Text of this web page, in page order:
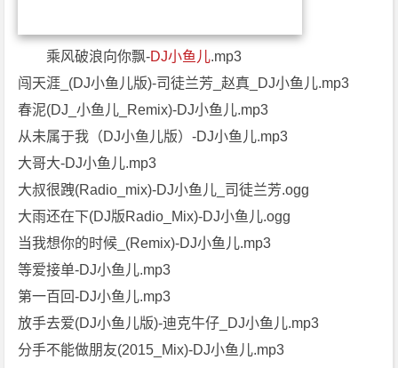
乘风破浪向你飘-DJ小鱼儿.mp3
闯天涯_(DJ小鱼儿版)-司徒兰芳_赵真_DJ小鱼儿.mp3
春泥(DJ_小鱼儿_Remix)-DJ小鱼儿.mp3
从未属于我（DJ小鱼儿版）-DJ小鱼儿.mp3
大哥大-DJ小鱼儿.mp3
大叔很跩(Radio_mix)-DJ小鱼儿_司徒兰芳.ogg
大雨还在下(DJ版Radio_Mix)-DJ小鱼儿.ogg
当我想你的时候_(Remix)-DJ小鱼儿.mp3
等爱接单-DJ小鱼儿.mp3
第一百回-DJ小鱼儿.mp3
放手去爱(DJ小鱼儿版)-迪克牛仔_DJ小鱼儿.mp3
分手不能做朋友(2015_Mix)-DJ小鱼儿.mp3